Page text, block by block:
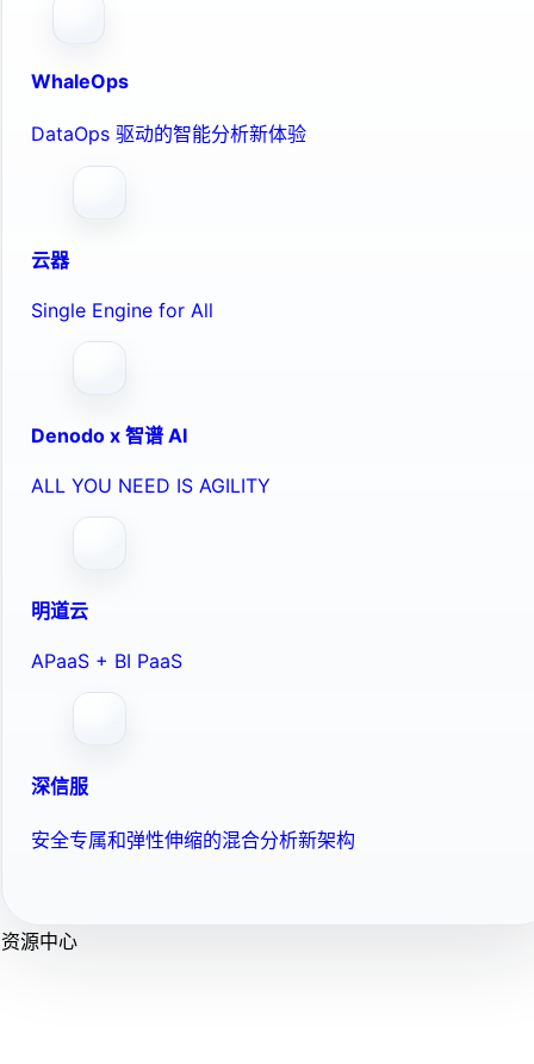
WhaleOps
DataOps 驱动的智能分析新体验
云器
Single Engine for All
Denodo x 智谱 AI
ALL YOU NEED IS AGILITY
明道云
APaaS + BI PaaS
深信服
安全专属和弹性伸缩的混合分析新架构
资源中心